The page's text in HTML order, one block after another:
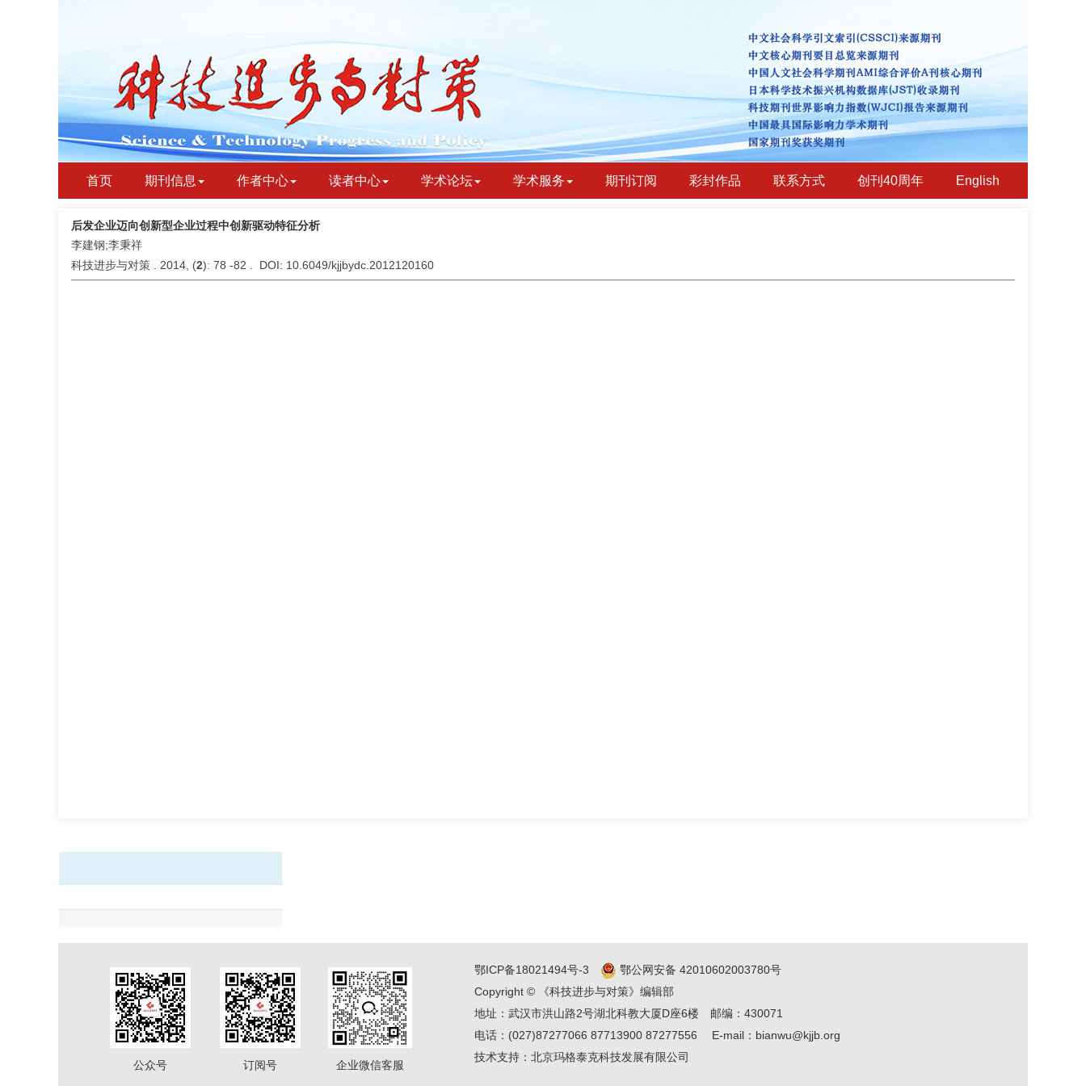
首页 期刊信息 作者中心 读者中心 学术论坛 学术服务 期刊订阅 彩封作品 联系方式 创刊40周年 English
后发企业迈向创新型企业过程中创新驱动特征分析
李建钢;李秉祥
科技进步与对策 . 2014, (2): 78 -82 . DOI: 10.6049/kjjbydc.2012120160
公众号 订阅号 企业微信客服
鄂ICP备18021494号-3
鄂公网安备 42010602003780号
Copyright © 《科技进步与对策》编辑部
地址：武汉市洪山路2号湖北科教大厦D座6楼 邮编：430071
电话：(027)87277066 87713900 87277556
E-mail：bianwu@kjjb.org
技术支持： 北京玛格泰克科技发展有限公司